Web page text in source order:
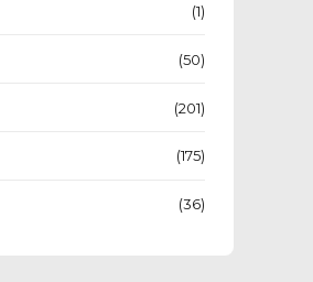
(1)
(50)
(201)
(175)
(36)